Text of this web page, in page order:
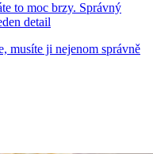
to moc brzy. Správný
detail
musíte ji nejenom správně